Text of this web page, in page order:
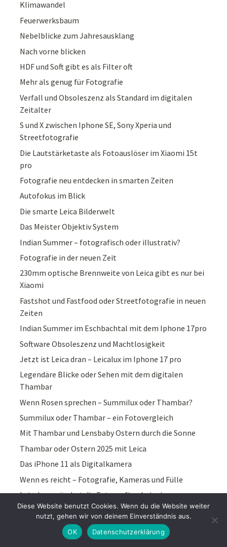
Klimawandel
Feuerwerksbaum
Nebelblicke zum Jahresausklang
Nach vorne blicken
HDF und Soft gibt es als Filter oft
Mehr als genug für Fotografie
Verfall und Obsoleszenz als Standard im digitalen
Zeitalter
S und X zwischen Iphone SE, Sony Xperia und
Streetfotografie
Die Lautstärketaste als Fotoauslöser im Xiaomi 15t
pro
Fotografie neu entdecken in smarten Zeiten
Autofokus im Blick
Die smarte Leica Bilderwelt
Das Meister Objektiv System
Indian Summer – fotografisch oder illustrativ?
Fotografie in der neuen Zeit
230mm optische Brennweite von Leica gibt es nur bei
Xiaomi
Fastshot und Fastfood oder Streetfotografie in neuen
Zeiten
Indian Summer im Eschbachtal mit dem Iphone 17pro
Software Obsoleszenz und Machtlosigkeit
Jetzt ist Leica dran – Leicalux im Iphone 17 pro
Legendäre Blicke oder Sehen mit dem digitalen
Thambar
Wenn Rosen sprechen – Summilux oder Thambar?
Summilux oder Thambar – ein Fotovergleich
Mit Thambar und Lensbaby Ostern durch die Sonne
Thambar oder Ostern 2025 mit Leica
Das iPhone 11 als Digitalkamera
Wenn es reicht – Fotografie, Kameras und Fülle
Leicalux verändert die Fotografie – bei mir
Leica 1 Modell A im Iphone
Was ist echt Leica?
Sonnenschein
Diese Website benutzt Cookies. Wenn du die Website weiter
nutzt, gehen wir von deinem Einverständnis aus.
OK
Datenschutzerklärung